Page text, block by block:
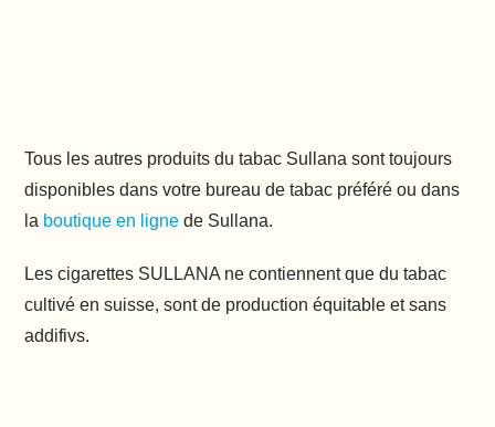
Tous les autres produits du tabac Sullana sont toujours
disponibles dans votre bureau de tabac préféré ou dans
la boutique en ligne de Sullana.
Les cigarettes SULLANA ne contiennent que du tabac
cultivé en suisse, sont de production équitable et sans
addifivs.